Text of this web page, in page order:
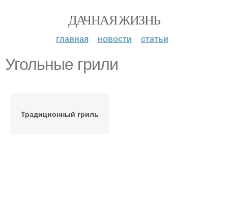
ДАЧНАЯ ЖИЗНЬ
главная новости статьи
Угольные грили
Традиционный гриль